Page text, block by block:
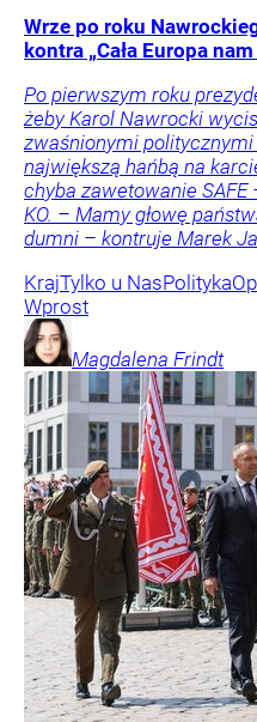
Wrze po roku
kontra „Cała Europa
Po pierwszym roku
żeby Karol Nawrocki
zwaśnionymi
największą hańbą na
chyba zawetowanie
KO. – Mamy głowę
dumni – kontruje Marek
KrajTylko u NasPolityka
Wprost
Magdalena Frindt